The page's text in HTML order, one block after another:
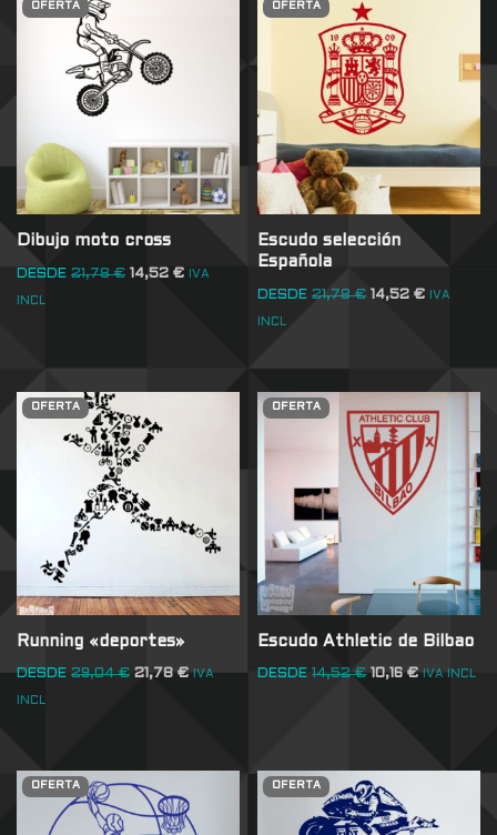
OFERTA
Dibujo moto cross
DESDE 21,78€ 14,52 € IVA
INCL
OFERTA
Escudo selección
Española
DESDE 21,78€ 14,52€ IVA
INCL
OFERTA
Running «deportes»
DESDE 29,04€ 21,78€ IVA
INCL
OFERTA
Escudo Athletic de Bilbao
DESDE 14,52€ 10,16€ IVA INCL
OFERTA OFERTA